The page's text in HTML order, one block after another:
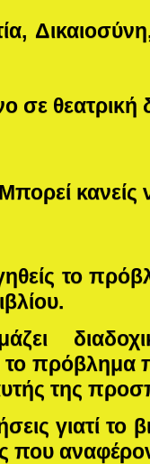
σε θεατρική
κανείς
το
πρόβλημα
της
γιατί το
που